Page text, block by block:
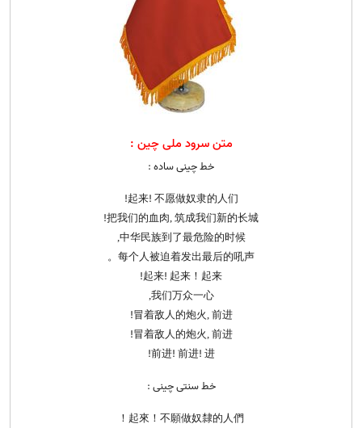
متن سرود ملی چین :
خط چینی ساده :
起来! 不愿做奴隶的人们!
把我们的血肉, 筑成我们新的长城!
中华民族到了最危险的时候,
每个人被迫着发出最后的吼声。
起来! 起来！起来!
我们万众一心,
冒着敌人的炮火, 前进!
冒着敌人的炮火, 前进!
前进! 前进! 进!
خط سنتی چینی :
起來！不願做奴隸的人們！